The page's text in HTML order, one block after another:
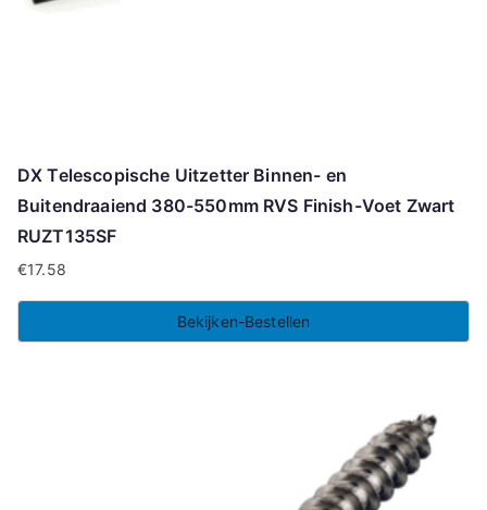
DX Telescopische Uitzetter Binnen- en
Buitendraaiend 380-550mm RVS Finish-Voet Zwart
RUZT135SF
€17.58
Bekijken-Bestellen